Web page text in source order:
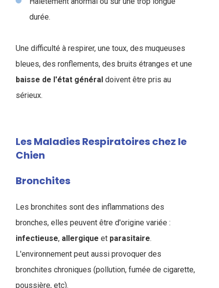
durée.
Une difficulté à respirer, une toux, des muqueuses
bleues, des ronflements, des bruits étranges et une
baisse de l'état général doivent être pris au
sérieux.
Les Maladies Respiratoires chez le
Chien
Bronchites
Les bronchites sont des inflammations des
bronches, elles peuvent être d'origine variée :
infectieuse, allergique et parasitaire.
L'environnement peut aussi provoquer des
bronchites chroniques (pollution, fumée de cigarette,
poussière, etc).